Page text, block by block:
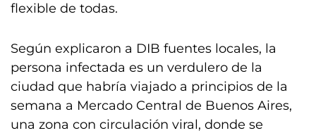
flexible de todas.
Según explicaron a DIB fuentes locales, la
persona infectada es un verdulero de la
ciudad que habría viajado a principios de la
semana a Mercado Central de Buenos Aires,
una zona con circulación viral, donde se